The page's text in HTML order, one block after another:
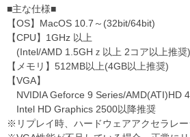
■主な仕様■
【OS】MacOS 10.7～(32bit/64bit)
【CPU】1GHz 以上
(Intel/AMD 1.5GHｚ以上 2コア以上推奨)
【メモリ】512MB以上(4GB以上推奨)
【VGA】
NVIDIA Geforce 9 Series/AMD(ATI)HD
Intel HD Graphics 2500以降推奨
※リプレイ時、ハードウェアアクセラレ